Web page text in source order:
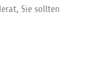
Sie sollten